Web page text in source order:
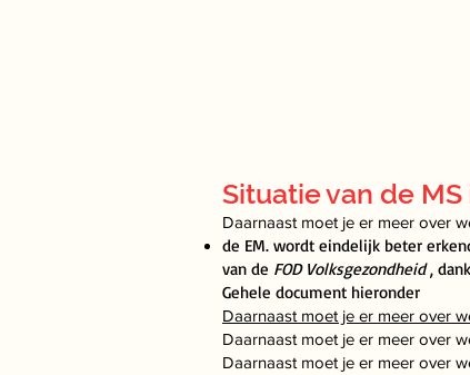
Situatievan de
Daarnaast moet je er meer over
de EM. wordt eindelijk beter
van de FOD Volksgezondheid ,
Gehele document hieronder
Daarnaast moet je er meer over
Daarnaast moet je er meer over
Daarnaast moet je er meer over